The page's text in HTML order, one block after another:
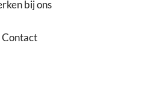
bij ons
Contact